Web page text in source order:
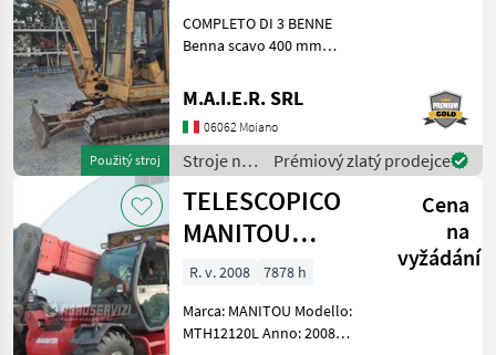
Použitý stroj
COMPLETO DI 3 BENNE
Benna scavo 400 mm
Benna liscia 1400 mm Stroje
na stavbu mini bager
M.A.I.E.R. SRL
06062 Moiano
Stroje na
stavbu /
Case IH
Prémiový zlatý prodejce
TELESCOPICO
MANITOU
MHT10120L
(ANNO 2008)
Cena
na
vyžádání
R. v. 2008
7878 h
Marca: MANITOU Modello:
MTH12120L Anno: 2008